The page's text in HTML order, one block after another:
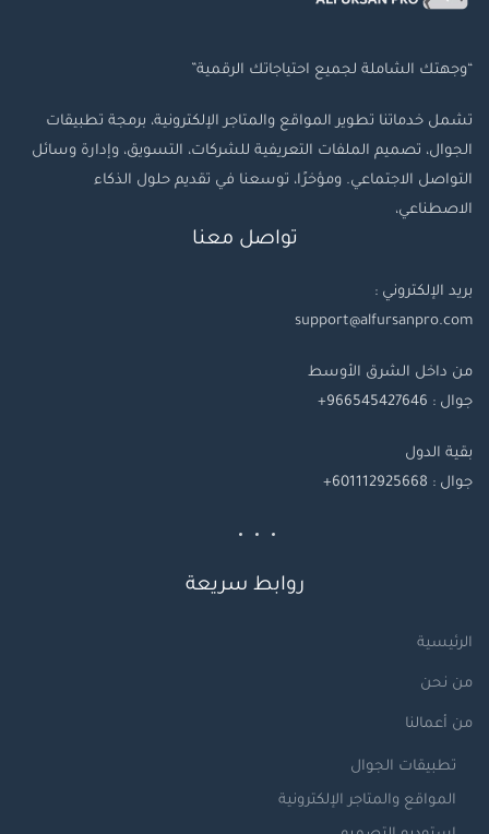
“وجهتك الشاملة لجميع احتياجاتك الرقمية”
تشمل خدماتنا تطوير المواقع والمتاجر الإلكترونية، برمجة تطبيقات
الجوال، تصميم الملفات التعريفية للشركات، التسويق، وإدارة وسائل
التواصل الاجتماعي. ومؤخرًا، توسعنا في تقديم حلول الذكاء
الاصطناعي،
تواصل معنا
بريد الإلكتروني :
support@alfursanpro.com
من داخل الشرق الأوسط
جوال : 966545427646+
بقية الدول
جوال : 601112925668+
روابط سريعة
الرئيسية
من نحن
من أعمالنا
تطبيقات الجوال
المواقع والمتاجر الإلكترونية